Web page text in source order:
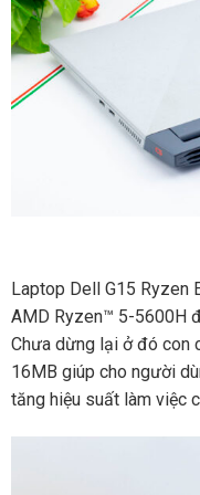
Laptop Dell G15 Ryzen
AMD Ryzen™ 5-5600H
Chưa dừng lại ở đó con
16MB giúp cho người
tăng hiệu suất làm việc